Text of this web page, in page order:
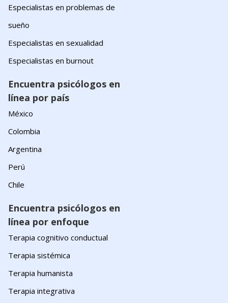
Especialistas en problemas de
sueño
Especialistas en sexualidad
Especialistas en burnout
Encuentra psicólogos en
línea por país
México
Colombia
Argentina
Perú
Chile
Encuentra psicólogos en
línea por enfoque
Terapia cognitivo conductual
Terapia sistémica
Terapia humanista
Terapia integrativa